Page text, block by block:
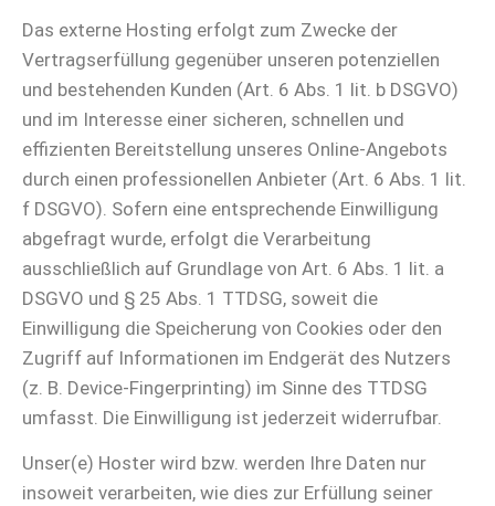
Das externe Hosting erfolgt zum Zwecke der
Vertragserfüllung gegenüber unseren potenziellen
und bestehenden Kunden (Art. 6 Abs. 1 lit. b DSGVO)
und im Interesse einer sicheren, schnellen und
effizienten Bereitstellung unseres Online-Angebots
durch einen professionellen Anbieter (Art. 6 Abs. 1 lit.
f DSGVO). Sofern eine entsprechende Einwilligung
abgefragt wurde, erfolgt die Verarbeitung
ausschließlich auf Grundlage von Art. 6 Abs. 1 lit. a
DSGVO und § 25 Abs. 1 TTDSG, soweit die
Einwilligung die Speicherung von Cookies oder den
Zugriff auf Informationen im Endgerät des Nutzers
(z. B. Device-Fingerprinting) im Sinne des TTDSG
umfasst. Die Einwilligung ist jederzeit widerrufbar.
Unser(e) Hoster wird bzw. werden Ihre Daten nur
insoweit verarbeiten, wie dies zur Erfüllung seiner